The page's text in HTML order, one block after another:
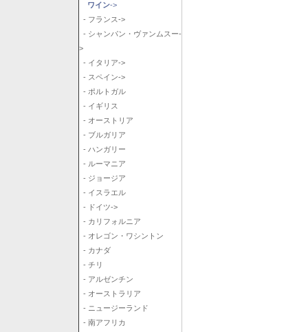
ワイン->
- フランス->
- シャンパン・ヴァンムスー-
>
- イタリア->
- スペイン->
- ポルトガル
- イギリス
- オーストリア
- ブルガリア
- ハンガリー
- ルーマニア
- ジョージア
- イスラエル
- ドイツ->
- カリフォルニア
- オレゴン・ワシントン
- カナダ
- チリ
- アルゼンチン
- オーストラリア
- ニュージーランド
- 南アフリカ